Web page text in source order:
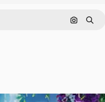
इमेज से खोजें
खोजें